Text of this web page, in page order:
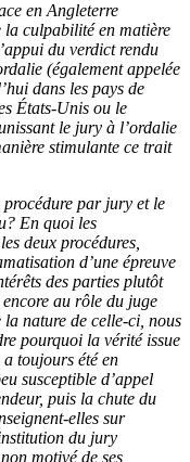
en Angleterre
la culpabilité en matière
du verdict rendu
(également appelée
dans les pays de
États-Unis ou le
le jury à l’ordalie
stimulante ce trait
par jury et le
En quoi les
deux procédures,
d’une épreuve
des parties plutôt
au rôle du juge
nature de celle-ci, nous
pourquoi la vérité issue
a toujours été en
susceptible d’appel
puis la chute du
elles sur
du jury
motivé de ses